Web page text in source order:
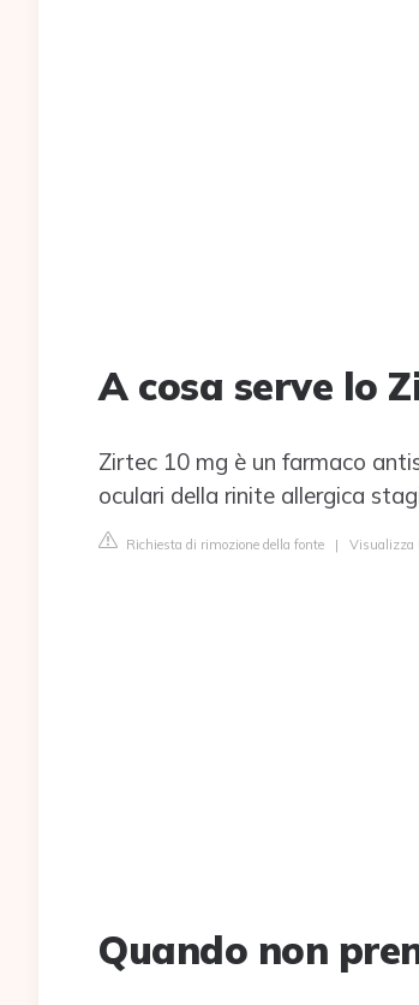
A cosa serve lo
Zirtec 10 mg è un farmaco
oculari della rinite allergica
Richiesta di rimozione della fonte | Visualizza
Quando non